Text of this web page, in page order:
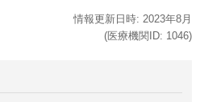
情報更新日時: 2023年8月
(医療機関ID: 1046)